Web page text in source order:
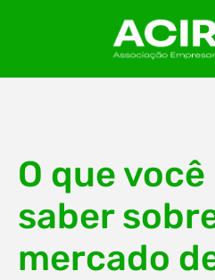
O que
saber
mercado